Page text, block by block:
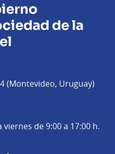
de la
(Montevideo, Uruguay)
viernes de 9:00 a 17:00 h.